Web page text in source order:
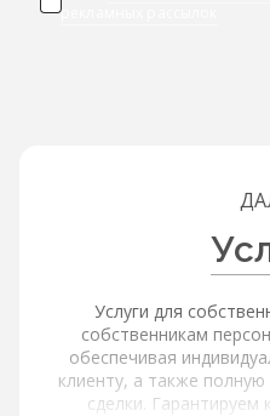
рекламных рассылок
Услуги для
собственникам
обеспечивая
клиенту, а также
сделки. Гарантируем